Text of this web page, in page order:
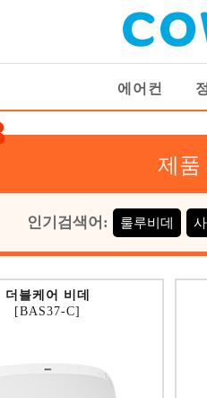
에어컨
제품
인기검색어: 룰루비데
더블케어 비데
[BAS37-C]